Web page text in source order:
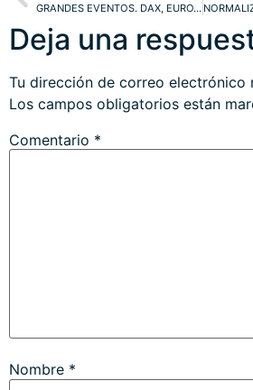
GRANDES EVENTOS. DAX, EURO, METALES, CRUDO
Deja una
Tu dirección de correo electrónico
Los campos obligatorios están
Comentario *
Nombre *